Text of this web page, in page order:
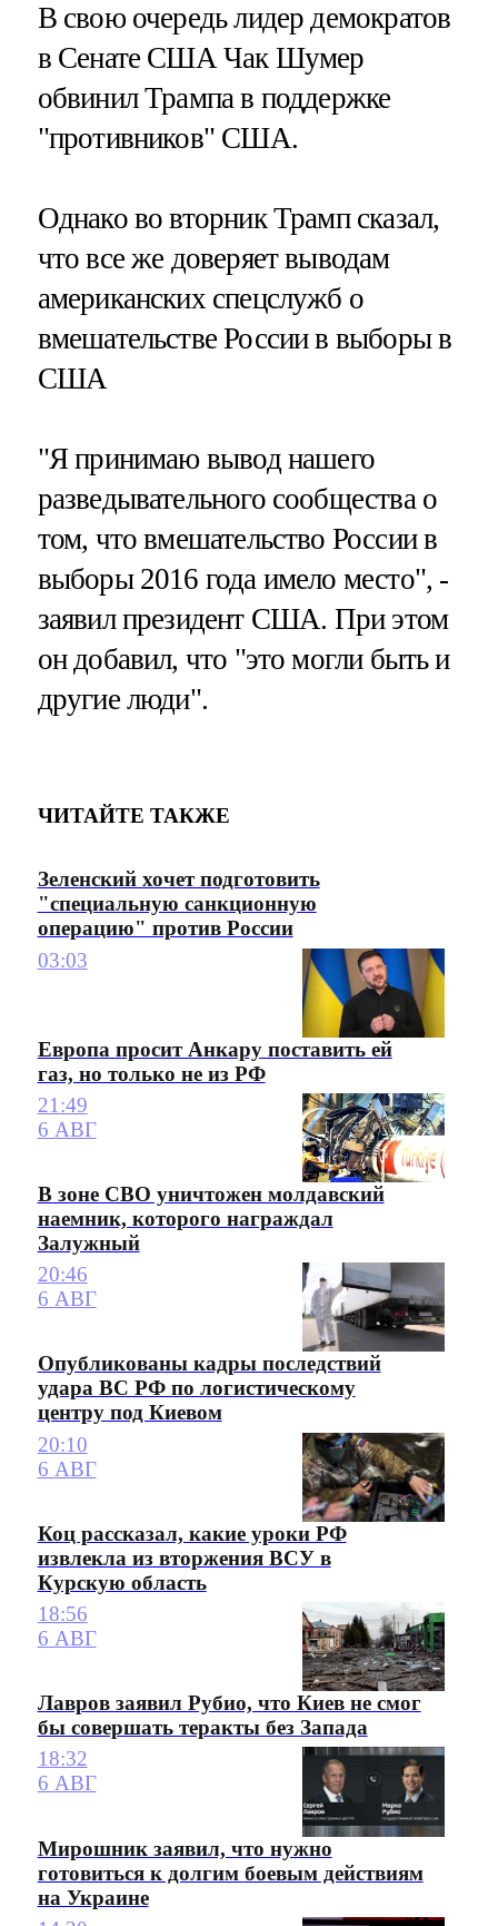
В свою очередь лидер демократов
в Сенате США Чак Шумер
обвинил Трампа в поддержке
"противников" США.
Однако во вторник Трамп сказал,
что все же доверяет выводам
американских спецслужб о
вмешательстве России в выборы в
США
"Я принимаю вывод нашего
разведывательного сообщества о
том, что вмешательство России в
выборы 2016 года имело место", -
заявил президент США. При этом
он добавил, что "это могли быть и
другие люди".
ЧИТАЙТЕ ТАКЖЕ
Зеленский хочет подготовить
"специальную санкционную
операцию" против России
03:03
Европа просит Анкару поставить ей
газ, но только не из РФ
21:49
6 АВГ
В зоне СВО уничтожен молдавский
наемник, которого награждал
Залужный
20:46
6 АВГ
Опубликованы кадры последствий
удара ВС РФ по логистическому
центру под Киевом
20:10
6 АВГ
Коц рассказал, какие уроки РФ
извлекла из вторжения ВСУ в
Курскую область
18:56
6 АВГ
Лавров заявил Рубио, что Киев не смог
бы совершать теракты без Запада
18:32
6 АВГ
Мирошник заявил, что нужно
готовиться к долгим боевым действиям
на Украине